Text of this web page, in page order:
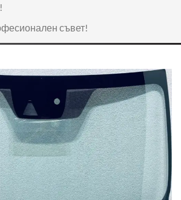
съвет!